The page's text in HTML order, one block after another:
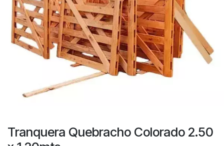
Tranquera Quebracho Colorado 2.50